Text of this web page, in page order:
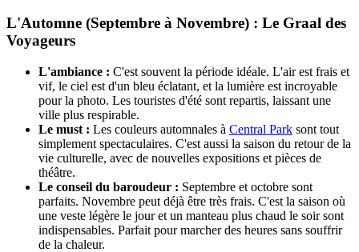
L'Automne (Septembre à Novembre) : Le Graal des
Voyageurs
L'ambiance : C'est souvent la période idéale. L'air est frais et
vif, le ciel est d'un bleu éclatant, et la lumière est incroyable
pour la photo. Les touristes d'été sont repartis, laissant une
ville plus respirable.
Le must : Les couleurs automnales à Central Park sont tout
simplement spectaculaires. C'est aussi la saison du retour de la
vie culturelle, avec de nouvelles expositions et pièces de
théâtre.
Le conseil du baroudeur : Septembre et octobre sont
parfaits. Novembre peut déjà être très frais. C'est la saison où
une veste légère le jour et un manteau plus chaud le soir sont
indispensables. Parfait pour marcher des heures sans souffrir
de la chaleur.